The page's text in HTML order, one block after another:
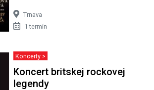
Trnava
1 termín
Koncerty >
Koncert britskej rockovej
legendy